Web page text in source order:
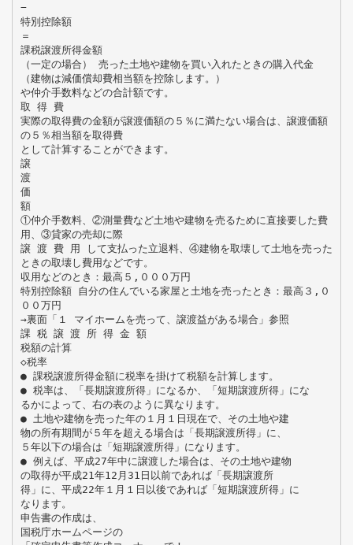
−
特別控除額
＝
課税譲渡所得金額
（一定の場合） 売った土地や建物を買い入れたときの購入代金
（建物は減価償却費相当額を控除します。）
や仲介手数料などの合計額です。
取 得 費
実際の取得費の金額が譲渡価額の５％に満たない場合は、譲渡価額
の５％相当額を取得費
として計算することができます。
譲
渡
価
額
①仲介手数料、②測量費など土地や建物を売るために直接要した費
用、③貸家の売却に際
譲 渡 費 用 して支払った立退料、④建物を取壊して土地を売った
ときの取壊し費用などです。
収用などのとき：最高５,０００万円
特別控除額 自分の住んでいる家屋と土地を売ったとき：最高３,０
００万円
→裏面「１ マイホームを売って、譲渡益がある場合」参照
課 税 譲 渡 所 得 金 額
税額の計算
◇税率
● 課税譲渡所得金額に税率を掛けて税額を計算します。
● 税率は、「長期譲渡所得」になるか、「短期譲渡所得」にな
るかによって、右の表のように異なります。
● 土地や建物を売った年の１月１日現在で、その土地や建
物の所有期間が５年を超える場合は「長期譲渡所得」に、
５年以下の場合は「短期譲渡所得」になります。
● 例えば、平成27年中に譲渡した場合は、その土地や建物
の取得が平成21年12月31日以前であれば「長期譲渡所
得」に、平成22年１月１日以後であれば「短期譲渡所得」に
なります。
申告書の作成は、
国税庁ホームページの